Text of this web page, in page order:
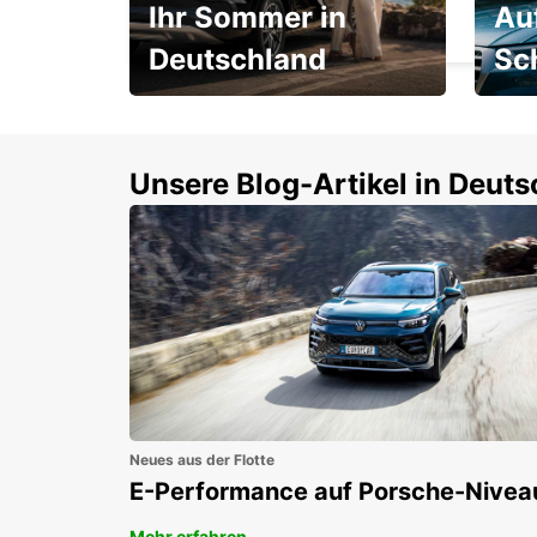
KECSKEMET - HUNGARY
Ihr Sommer in
Deutschland
Unsere Blog-Artikel in
Neues aus der Flotte
E-Performance auf Porsche-